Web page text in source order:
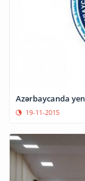
Azərbaycanda
19-11-2015